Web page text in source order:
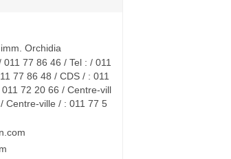
Orchidia
011 77 86 46 / Tel : / 011
77 86 48 / CDS / : 011
72 20 66 / Centre-vill
Centre-ville / : 011 77 5